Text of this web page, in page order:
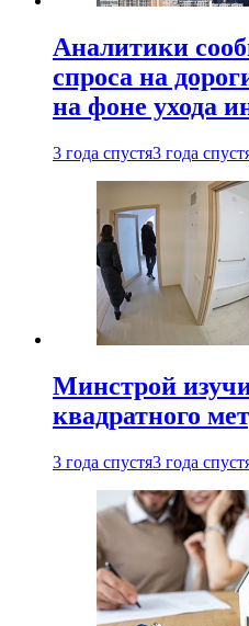
Аналитики
спроса на
на фоне ухода
3 года спустя3 года
Минстрой
квадратного
3 года спустя3 года